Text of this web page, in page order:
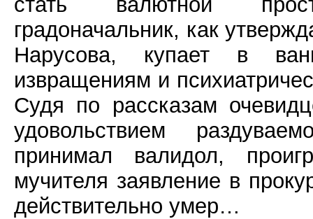
градоначальник, как
Нарусова, купает в
извращениям и
Судя по рассказам
удовольствием
принимал валидол,
мучителя заявление в
действительно умер…